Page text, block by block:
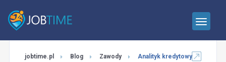
jobtime.pl Blog Zawody Analityk kredytowy